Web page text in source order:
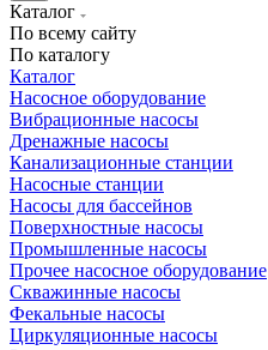
Каталог
По всему сайту
По каталогу
Каталог
Насосное оборудование
Вибрационные насосы
Дренажные насосы
Канализационные станции
Насосные станции
Насосы для бассейнов
Поверхностные насосы
Промышленные насосы
Прочее насосное оборудование
Скважинные насосы
Фекальные насосы
Циркуляционные насосы